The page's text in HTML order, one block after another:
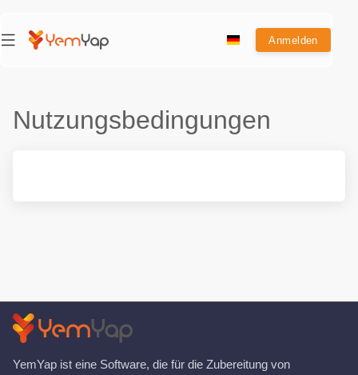
Anmelden
Nutzungsbedingungen
YemYap ist eine Software, die für die Zubereitung von